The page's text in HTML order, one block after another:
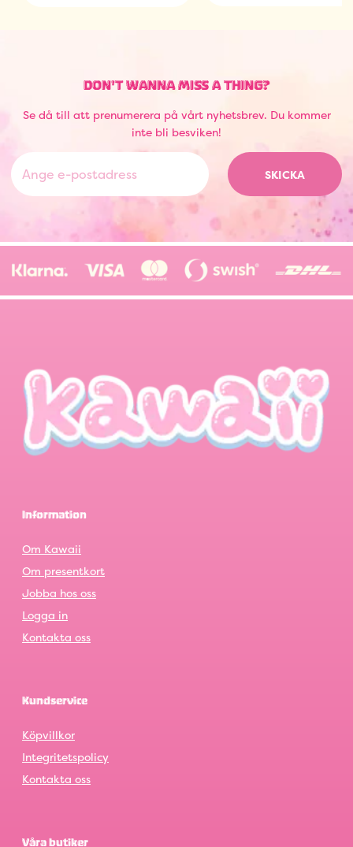
DON'T WANNA MISS A THING?
Se då till att prenumerera på vårt nyhetsbrev. Du kommer
inte bli besviken!
SKICKA
Information
Om Kawaii
Om presentkort
Jobba hos oss
Logga in
Kontakta oss
Kundservice
Köpvillkor
Integritetspolicy
Kontakta oss
Våra butiker